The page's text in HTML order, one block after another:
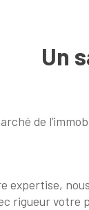
Un
de
expertise,
rigueur votre